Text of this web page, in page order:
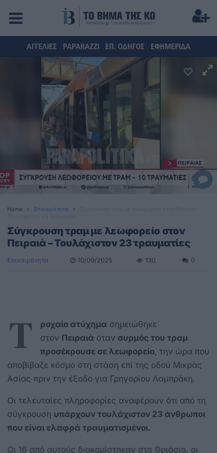
ΑΓΓΕΛΙΕΣ PAPARAZZI ΕΠ. ΟΔΗΓΟΣ ΕΦΗΜΕΡΙΔΑ
Home Επικαιρότητα
Σύγκρουση τραμ με λεωφορείο στον
Πειραιά – Τουλάχιστον 23 τραυματίες
Επικαιρότητα 10/09/2025 130 0
Τ ροχαίο ατύχημα σημειώθηκε
στον Πειραιά όταν συρμός του τραμ
προσέκρουσε σε λεωφορείο , την ώρα που
αποβίβαζε κόσμο στη στάση επί της οδού Μικράς
Ασίας πριν την έξοδο για Γρηγορίου Λαμπράκη.
Οι τελευταίες πληροφορίες αναφέρουν ότι από τη
σύγκρουση υπάρχουν τουλάχιστον 23 άνθρωποι
που είναι ελαφρά τραυματισμένοι.
Οι 16 από αυτούς διακομίστηκαν στο Θριάσιο, οι